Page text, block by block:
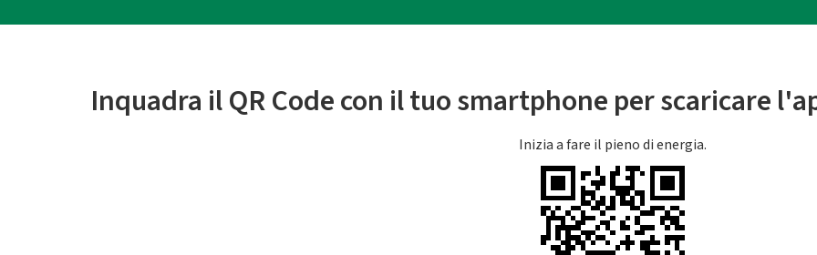
Inquadra il QR Code con il tuo smartphone per scaricare
Inizia a fare il pieno di energia.